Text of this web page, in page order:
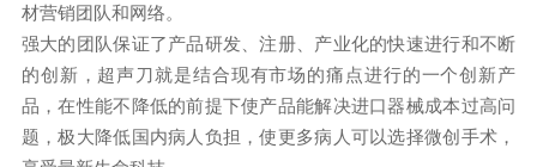
材营销团队和网络。
强大的团队保证了产品研发、注册、产业化的快速进行和不断
的创新，超声刀就是结合现有市场的痛点进行的一个创新产
品，在性能不降低的前提下使产品能解决进口器械成本过高问
题，极大降低国内病人负担，使更多病人可以选择微创手术，